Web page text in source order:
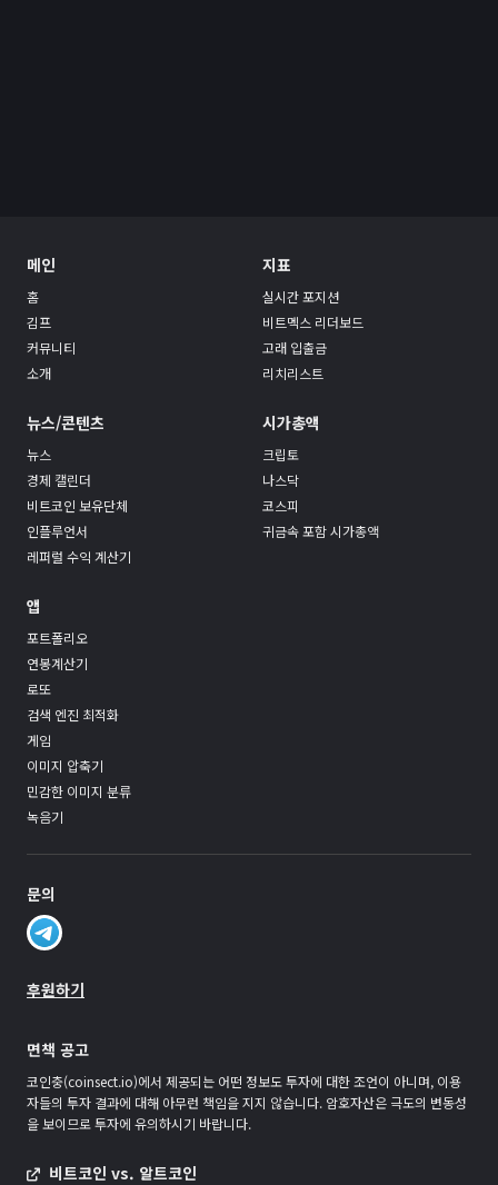
메인
홈
김프
커뮤니티
소개
지표
실시간 포지션
비트멕스 리더보드
고래 입출금
리치리스트
뉴스/콘텐츠
뉴스
경제 캘린더
비트코인 보유단체
인플루언서
레퍼럴 수익 계산기
시가총액
크립토
나스닥
코스피
귀금속 포함 시가총액
앱
포트폴리오
연봉계산기
로또
검색 엔진 최적화
게임
이미지 압축기
민감한 이미지 분류
녹음기
문의
후원하기
면책 공고
코인충(coinsect.io)에서 제공되는 어떤 정보도 투자에 대한 조언이 아니며, 이용
자들의 투자 결과에 대해 아무런 책임을 지지 않습니다. 암호자산은 극도의 변동성
을 보이므로 투자에 유의하시기 바랍니다.
비트코인 vs. 알트코인